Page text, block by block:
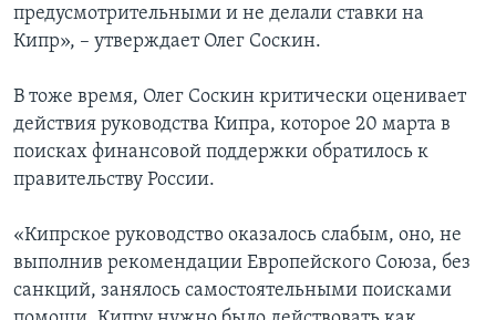
предусмотрительными и не делали ставки на
Кипр», – утверждает Олег Соскин.
В тоже время, Олег Соскин критически оценивает
действия руководства Кипра, которое 20 марта в
поисках финансовой поддержки обратилось к
правительству России.
«Кипрское руководство оказалось слабым, оно, не
выполнив рекомендации Европейского Союза, без
санкций, занялось самостоятельными поисками